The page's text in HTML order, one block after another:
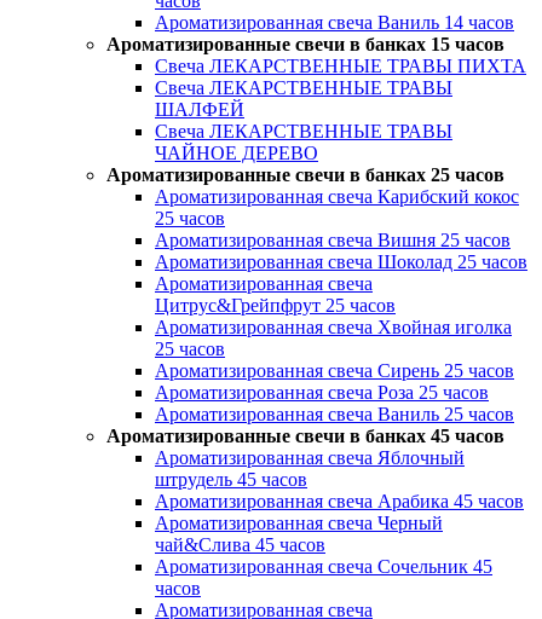
Ароматизированная свеча Ваниль 14 часов
Ароматизированные свечи в банках 15 часов
Свеча ЛЕКАРСТВЕННЫЕ ТРАВЫ ПИХТА
Свеча ЛЕКАРСТВЕННЫЕ ТРАВЫ
ШАЛФЕЙ
Свеча ЛЕКАРСТВЕННЫЕ ТРАВЫ
ЧАЙНОЕ ДЕРЕВО
Ароматизированные свечи в банках 25 часов
Ароматизированная свеча Карибский кокос
25 часов
Ароматизированная свеча Вишня 25 часов
Ароматизированная свеча Шоколад 25 часов
Ароматизированная свеча
Цитрус&Грейпфрут 25 часов
Ароматизированная свеча Хвойная иголка
25 часов
Ароматизированная свеча Сирень 25 часов
Ароматизированная свеча Роза 25 часов
Ароматизированная свеча Ваниль 25 часов
Ароматизированные свечи в банках 45 часов
Ароматизированная свеча Яблочный
штрудель 45 часов
Ароматизированная свеча Арабика 45 часов
Ароматизированная свеча Черный
чай&Слива 45 часов
Ароматизированная свеча Сочельник 45
часов
Ароматизированная свеча